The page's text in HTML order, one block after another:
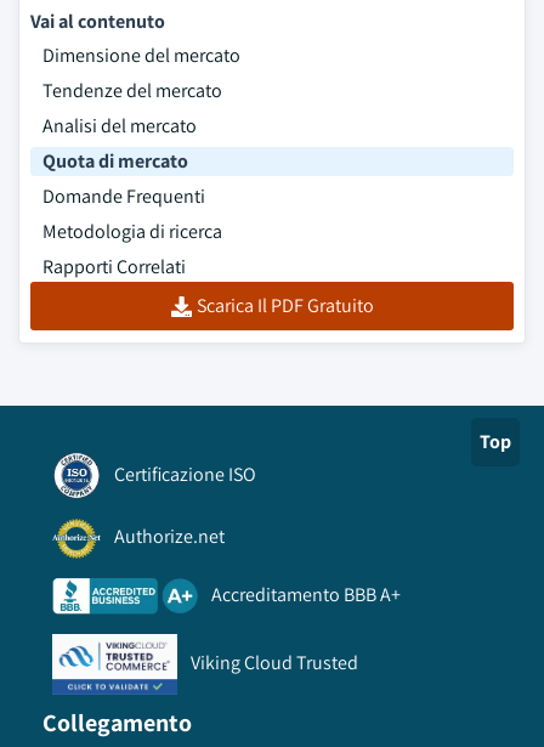
Vai al contenuto
Dimensione del mercato
Tendenze del mercato
Analisi del mercato
Quota di mercato
Domande Frequenti
Metodologia di ricerca
Rapporti Correlati
Scarica Il PDF Gratuito
Top
Certificazione ISO
Authorize.net
Accreditamento BBB A+
Viking Cloud Trusted
Collegamento